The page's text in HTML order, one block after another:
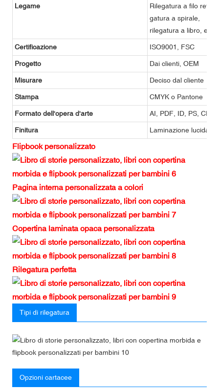
Legame
Rilegatura a filo refe,
gatura a spirale,
rilegatura a libro, ecc.
Certificazione ISO9001, FSC
Progetto Dai clienti, OEM
Misurare Deciso dal cliente
Stampa CMYK o Pantone
Formato dell'opera d'arte AI, PDF, ID, PS, CDR
Finitura Laminazione lucida o
Flipbook personalizzato
Pagina interna personalizzata a colori
Copertina laminata opaca personalizzata
Rilegatura perfetta
Tipi di rilegatura
Opzioni cartacee